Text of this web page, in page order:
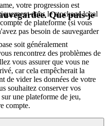
votre progression est
dans le stockage local
de plateforme (si vous
pas besoin de sauvegarder
Que puis-je
soit généralement
rencontrez des problèmes de
vous assurer que vous ne
car cela empêcherait la
de vider les données de votre
souhaitez conserver vos
une plateforme de jeu,
compte.